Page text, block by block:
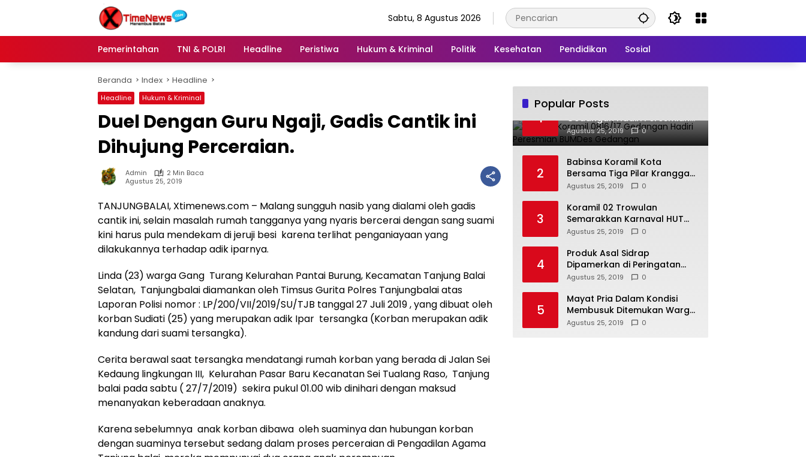
Sabtu, 8 Agustus 2026
Pemerintahan TNI & POLRI Headline Peristiwa Hukum & Kriminal Politik Kesehatan Pendidikan Sosial
Beranda Index Headline
Headline Hukum & Kriminal
Duel Dengan Guru Ngaji, Gadis Cantik ini
Dihujung Perceraian.
Admin
2 Min Baca
Agustus 25, 2019
TANJUNGBALAI, Xtimenews.com – Malang sungguh nasib yang dialami oleh gadis
cantik ini, selain masalah rumah tangganya yang nyaris bercerai dengan sang suami
kini harus pula mendekam di jeruji besi karena terlihat penganiayaan yang
dilakukannya terhadap adik iparnya.
Linda (23) warga Gang Turang Kelurahan Pantai Burung, Kecamatan Tanjung Balai
Selatan, Tanjungbalai diamankan oleh Timsus Gurita Polres Tanjungbalai atas
Laporan Polisi nomor : LP/200/VII/2019/SU/TJB tanggal 27 Juli 2019 , yang dibuat oleh
korban Sudiati (25) yang merupakan adik Ipar tersangka (Korban merupakan adik
kandung dari suami tersangka).
Cerita berawal saat tersangka mendatangi rumah korban yang berada di Jalan Sei
Kedaung lingkungan III, Kelurahan Pasar Baru Kecanatan Sei Tualang Raso, Tanjung
balai pada sabtu ( 27/7/2019) sekira pukul 01.00 wib dinihari dengan maksud
menanyakan keberadaan anaknya.
Karena sebelumnya anak korban dibawa oleh suaminya dan hubungan korban
dengan suaminya tersebut sedang dalam proses perceraian di Pengadilan Agama
Popular Posts
1
Babinsa Koramil 0816/17
Gedangan Hadiri Peresmian
BUMDes Gedangan
Agustus 25, 2019 0
2
Babinsa Koramil Kota
Bersama Tiga Pilar Kranggan
Gelar Rakor
Agustus 25, 2019 0
3
Koramil 02 Trowulan
Semarakkan Karnaval HUT
Ke-74 Kemerdekaan RI
Agustus 25, 2019 0
4
Produk Asal Sidrap
Dipamerkan di Peringatan
Hari Koperasi Tingkat Provinsi
Agustus 25, 2019 0
5
Mayat Pria Dalam Kondisi
Membusuk Ditemukan Warga
di Area Persawahan Sidoarjo
Agustus 25, 2019 0